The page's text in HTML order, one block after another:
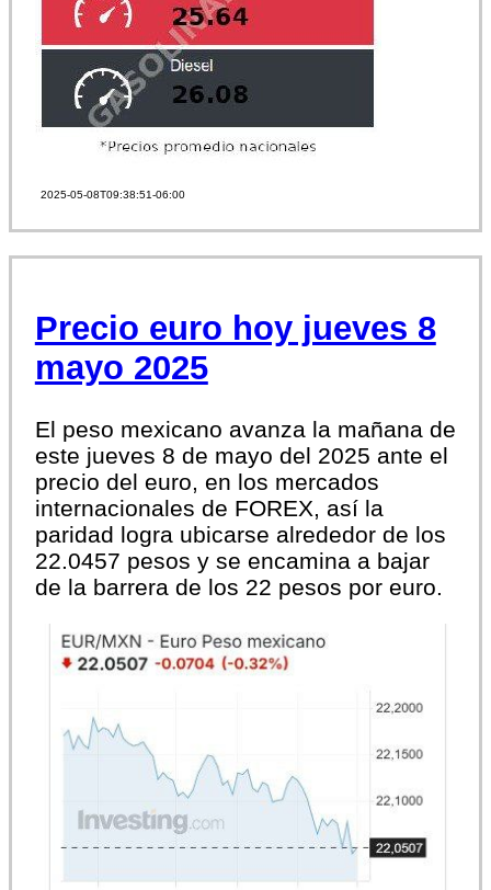
2025-05-08T09:38:51-06:00
Precio euro hoy jueves 8
mayo 2025
El peso mexicano avanza la mañana de
este jueves 8 de mayo del 2025 ante el
precio del euro, en los mercados
internacionales de FOREX, así la
paridad logra ubicarse alrededor de los
22.0457 pesos y se encamina a bajar
de la barrera de los 22 pesos por euro.